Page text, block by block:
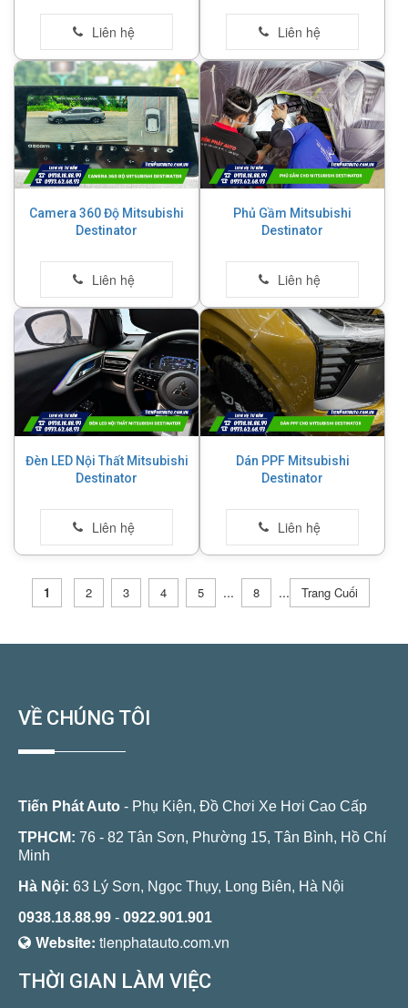
Camera 360 Độ Mitsubishi
Destinator
Phủ Gầm Mitsubishi
Destinator
Đèn LED Nội Thất Mitsubishi
Destinator
Dán PPF Mitsubishi
Destinator
1 2 3 4 5 ... 8 ... Trang Cuối
VỀ CHÚNG TÔI
Tiến Phát Auto - Phụ Kiện, Đồ Chơi Xe Hơi Cao Cấp
TPHCM: 76 - 82 Tân Sơn, Phường 15, Tân Bình, Hồ Chí
Minh
Hà Nội: 63 Lý Sơn, Ngọc Thụy, Long Biên, Hà Nội
0938.18.88.99 - 0922.901.901
Website: tienphatauto.com.vn
THỜI GIAN LÀM VIỆC